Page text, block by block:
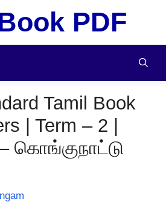
PDF
Tamil Book
| Term – 2 |
கொங்குநாட்டு